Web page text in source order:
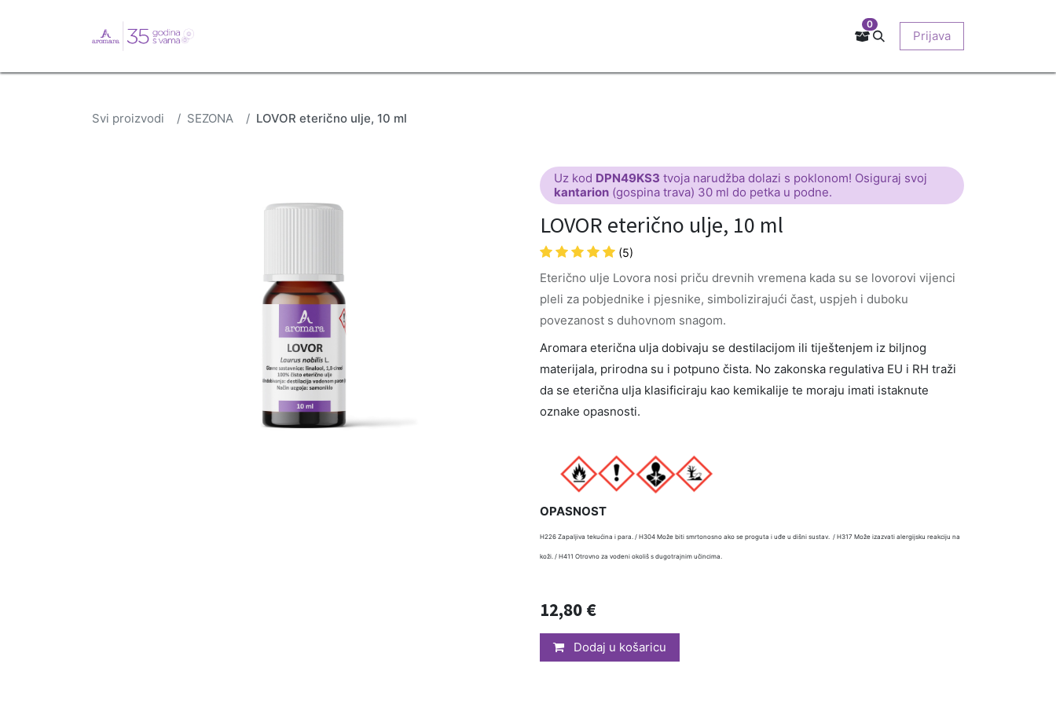
Prodajna mjesta EU-projekti
0
Prijava
Svi proizvodi SEZONA LOVOR eterično ulje, 10 ml
Uz kod DPN49KS3 tvoja narudžba dolazi s poklonom! Osiguraj svoj
kantarion (gospina trava) 30 ml do petka u podne.
LOVOR eterično ulje, 10 ml
(5)
Eterično ulje Lovora nosi priču drevnih vremena kada su se lovorovi vijenci
pleli za pobjednike i pjesnike, simbolizirajući čast, uspjeh i duboku
povezanost s duhovnom snagom.
Aromara eterična ulja dobivaju se destilacijom ili tiještenjem iz biljnog
materijala, prirodna su i potpuno čista. No zakonska regulativa EU i RH traži
da se eterična ulja klasificiraju kao kemikalije te moraju imati istaknute
oznake opasnosti.
OPASNOST
H226 Zapaljiva tekućina i para. / H304 Može biti smrtonosno ako se proguta i uđe u dišni sustav. / H317 Može izazvati alergijsku reakciju na
koži. / H411 Otrovno za vodeni okoliš s dugotrajnim učincima.
12,80 €
Dodaj u košaricu